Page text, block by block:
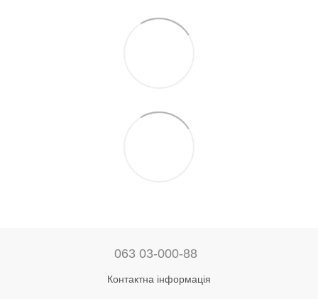
063 03-000-88
Контактна інформація